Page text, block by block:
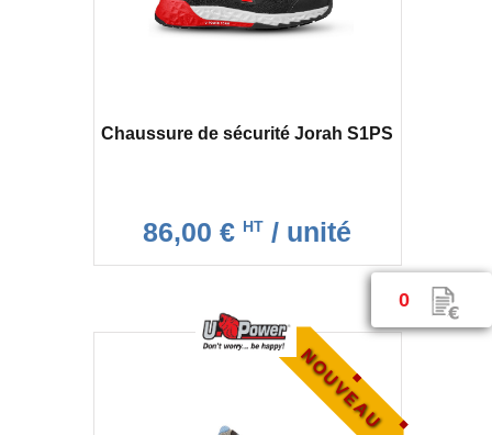
0
Chaussure de sécurité Jorah S1PS
86,00 € HT / unité
NOUVEAU